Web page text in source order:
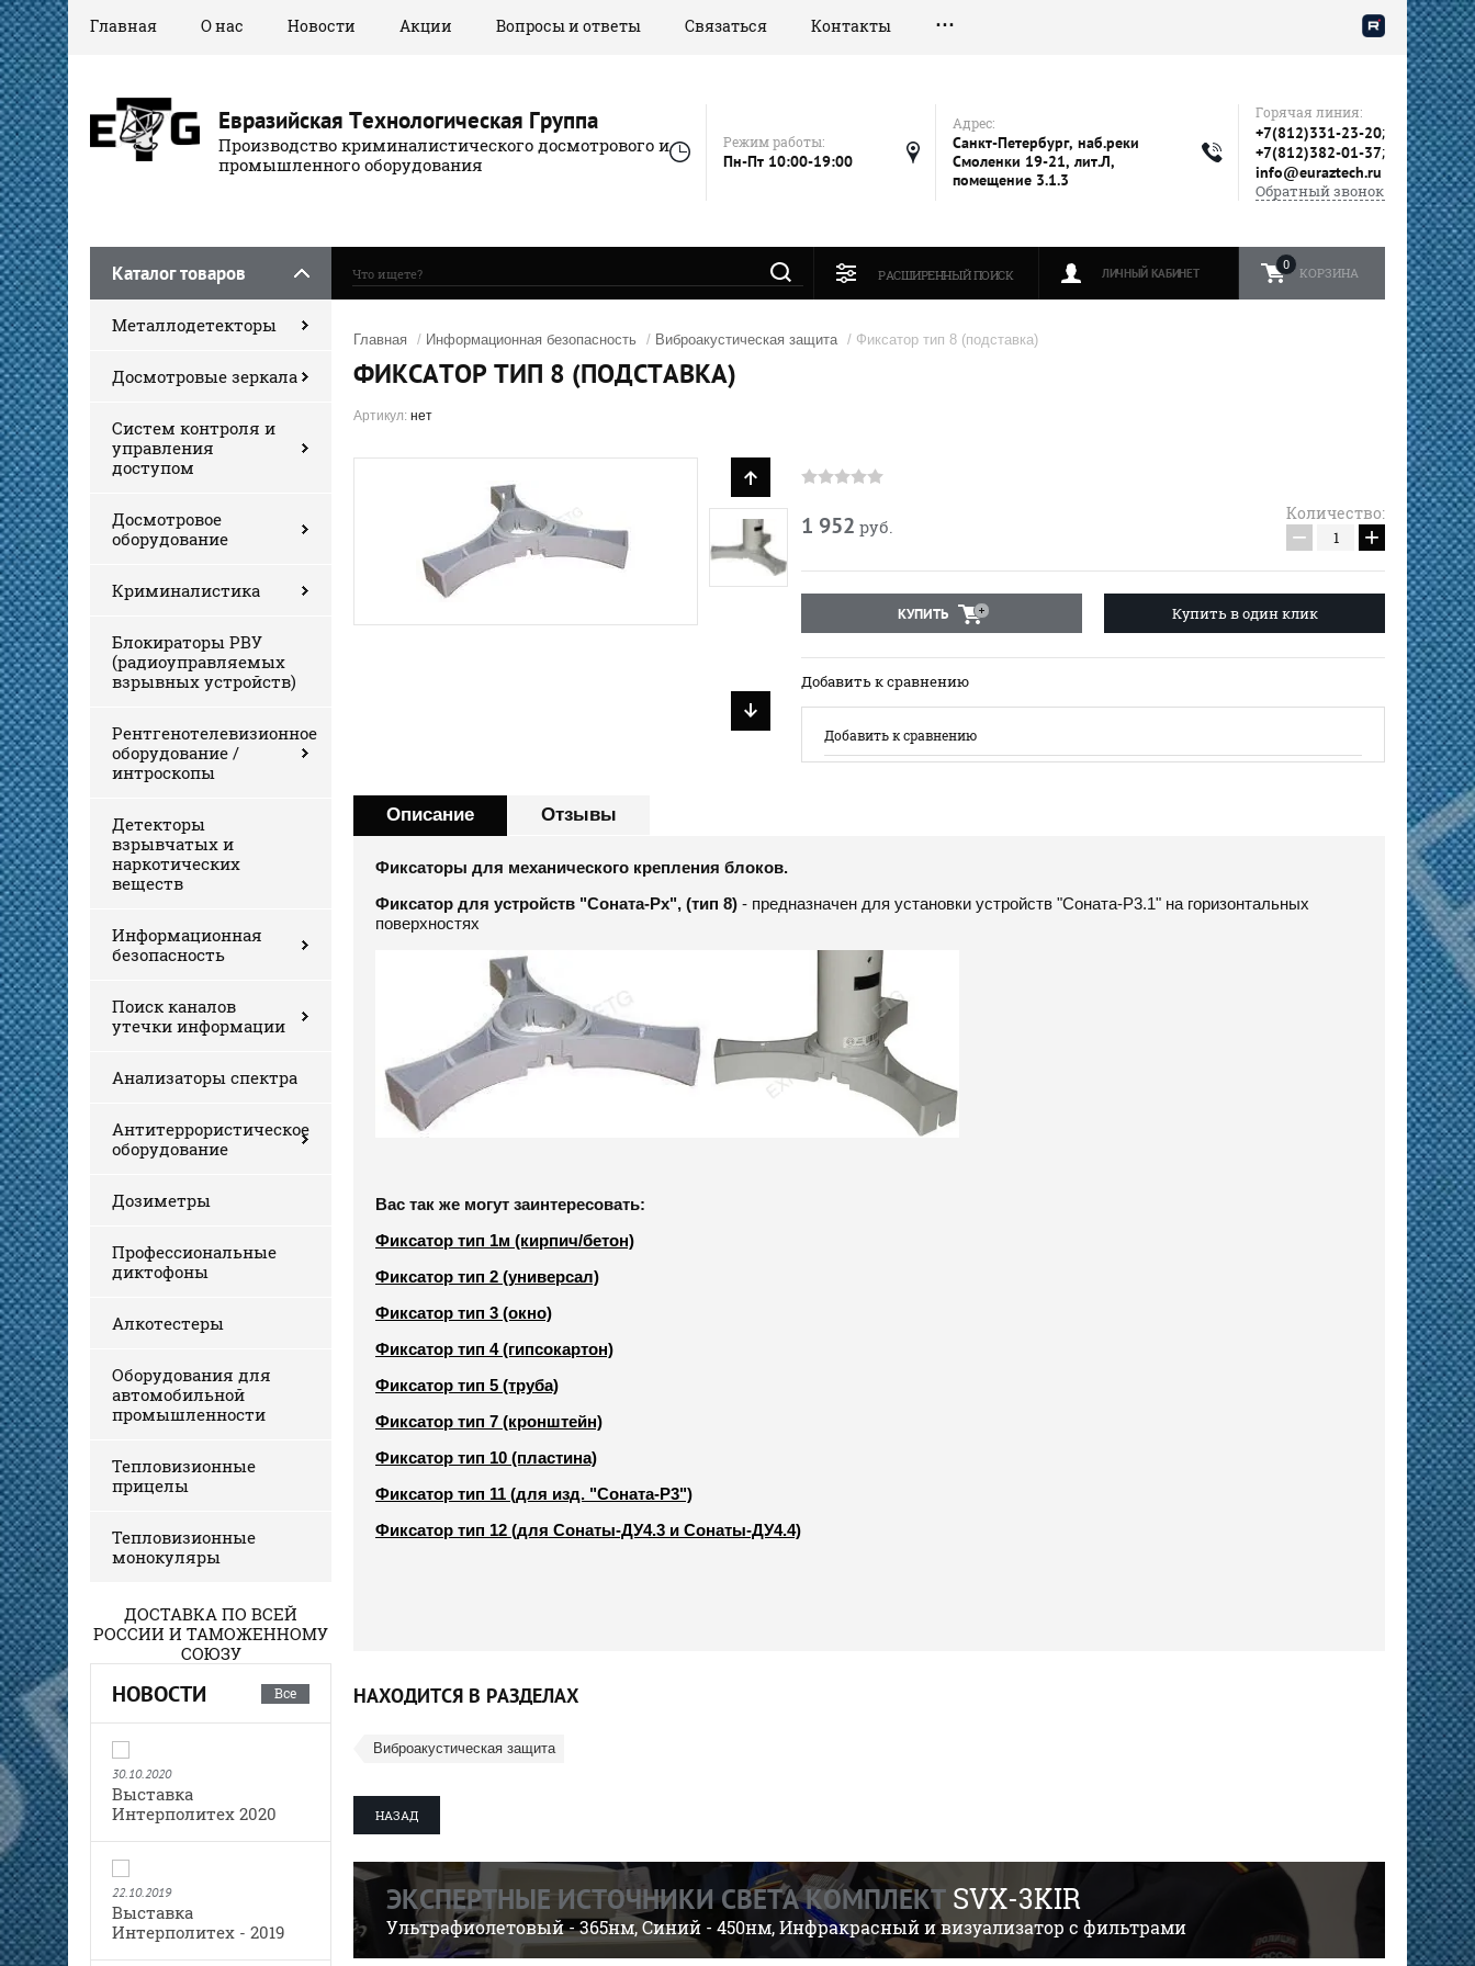
Главная О нас Новости Акции Вопросы и ответы Связаться Контакты
Евразийская Технологическая Группа
Производство криминалистического досмотрового и
промышленного оборудования
Режим работы:
Пн-Пт 10:00-19:00
Адрес:
Санкт-Петербург, наб.реки
Смоленки 19-21, лит.Л,
помещение 3.1.3
Горячая линия:
+7(812)331-23-20;
+7(812)382-01-37;
info@euraztech.ru
Обратный звонок
Каталог товаров КОРЗИНА
0
ЛИЧНЫЙ КАБИНЕТ
РАСШИРЕННЫЙ ПОИСК
Металлодетекторы
Досмотровые зеркала
Систем контроля и
управления
доступом
Досмотровое
оборудование
Криминалистика
Блокираторы РВУ
(радиоуправляемых
взрывных устройств)
Рентгенотелевизионное
оборудование /
интроскопы
Детекторы
взрывчатых и
наркотических
веществ
Информационная
безопасность
Поиск каналов
утечки информации
Анализаторы спектра
Антитеррористическое
оборудование
Дозиметры
Профессиональные
диктофоны
Алкотестеры
Оборудования для
автомобильной
промышленности
Тепловизионные
прицелы
Тепловизионные
монокуляры
ДОСТАВКА ПО ВСЕЙ
РОССИИ И ТАМОЖЕННОМУ
СОЮЗУ
НОВОСТИ Все
30.10.2020
Выставка
Интерполитех 2020
22.10.2019
Выставка
Интерполитех - 2019
Главная / Информационная безопасность / Виброакустическая защита / Фиксатор тип 8 (подставка)
ФИКСАТОР ТИП 8 (ПОДСТАВКА)
Артикул: нет
1 952 руб.
Количество:
− +
КУПИТЬ Купить в один клик
Добавить к сравнению
Добавить к сравнению
Описание Отзывы
Фиксаторы для механического крепления блоков.
Фиксатор для устройств "Соната-Рх", (тип 8) - предназначен для установки устройств "Соната-Р3.1" на горизонтальных
поверхностях
Вас так же могут заинтересовать:
Фиксатор тип 1м (кирпич/бетон)
Фиксатор тип 2 (универсал)
Фиксатор тип 3 (окно)
Фиксатор тип 4 (гипсокартон)
Фиксатор тип 5 (труба)
Фиксатор тип 7 (кронштейн)
Фиксатор тип 10 (пластина)
Фиксатор тип 11 (для изд. "Соната-Р3")
Фиксатор тип 12 (для Сонаты-ДУ4.3 и Сонаты-ДУ4.4)
НАХОДИТСЯ В РАЗДЕЛАХ
Виброакустическая защита
НАЗАД
ЭКСПЕРТНЫЕ ИСТОЧНИКИ СВЕТА КОМПЛЕКТ SVX-3KIR
Ультрафиолетовый - 365нм, Синий - 450нм, Инфракрасный и визуализатор с фильтрами